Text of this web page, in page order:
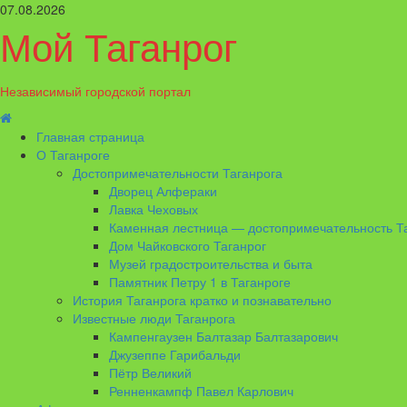
Перейти
содержимому
07.08.2026
Мой Таганрог
Независимый городской портал
Основное
менюГлавная страница
О Таганроге
Достопримечательности Таганрога
Дворец Алфераки
Лавка Чеховых
Каменная лестница — достопримечательность
Дом Чайковского Таганрог
Музей градостроительства и быта
Памятник Петру 1 в Таганроге
История Таганрога кратко и познавательно
Известные люди Таганрога
Кампенгаузен Балтазар Балтазарович
Джузеппе Гарибальди
Пётр Великий
Ренненкампф Павел Карлович